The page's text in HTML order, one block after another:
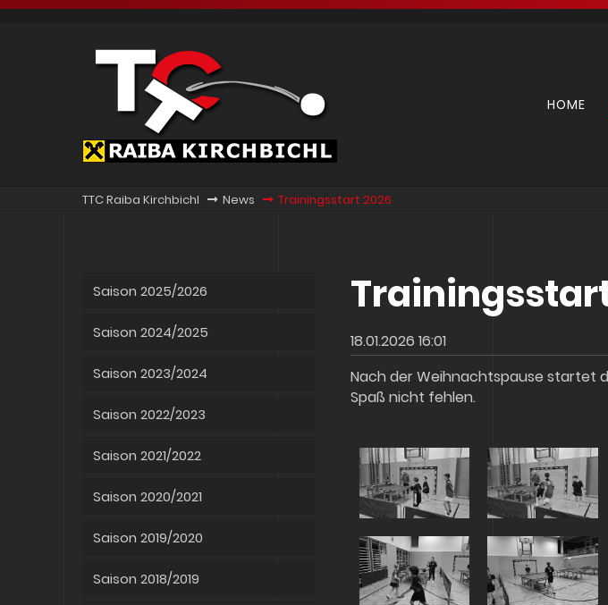
Navigation
HOME
TTC Raiba Kirchbichl News Trainingsstart 2026
18.01.2026 16:01
Nach der Weihnachtspause startet
Spaß nicht fehlen.
Saison 2025/2026
Saison 2024/2025
Saison 2023/2024
Saison 2022/2023
Saison 2021/2022
Saison 2020/2021
Saison 2019/2020
Saison 2018/2019